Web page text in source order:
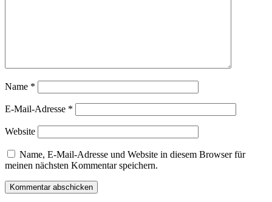
Name *
E-Mail-Adresse *
Website
Name, E-Mail-Adresse und Website in diesem Browser für
meinen nächsten Kommentar speichern.